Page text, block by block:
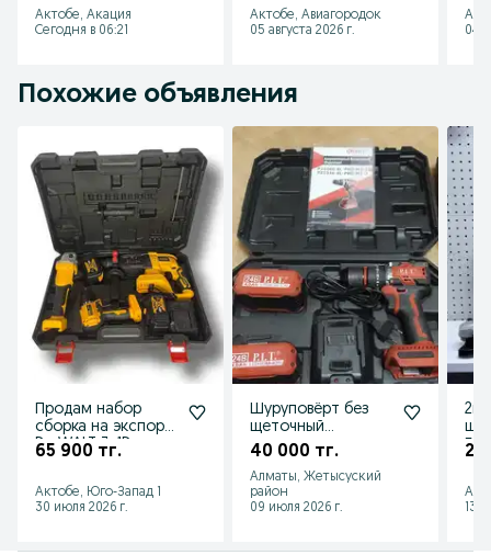
Актобе, Акация
Сегодня в 06:21
Актобе, Авиагородок
05 августа 2026 г.
04
Похожие объявления
Продам набор
сборка на экспорт
De WALT 3×1De
65 900 тг.
Актобе, Юго-Запад 1
30 июля 2026 г.
Шуруповёрт без
щеточный
оригинал.
40 000 тг.
Алматы, Жетысуский
район
09 июля 2026 г.
2в1
26
13